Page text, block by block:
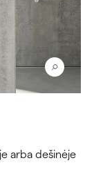
arba dešinėje